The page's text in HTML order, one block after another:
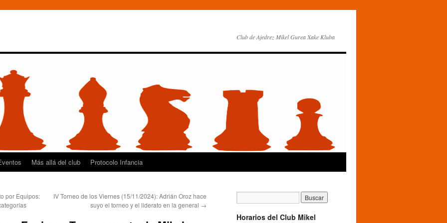
Club de Ajedrez Mikel Gurea Xake Kluba
Más allá del club Protocolo Infancia
por Equipos:
IV Torneo de los Viernes (15/11/2024): Adrián Oroz hace
suyo el torneo y el liderato en la general →
Horarios del Club Mikel